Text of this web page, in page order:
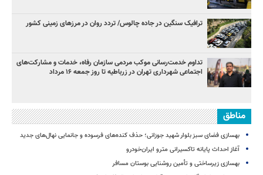
ترافیک سنگین در جاده چالوس/ تردد روان در مرزهای زمینی کشور
تداوم خدمت‌رسانی موکب مردمی سازمان رفاه، خدمات و مشارکت‌های
اجتماعی شهرداری تهران در زرباطیه تا روز جمعه ۱۶ مرداد
مناطق
بهسازی فضای سبز بلوار شهید جوزانی؛ حذف کنده‌های فرسوده و جانمایی نهال‌های جدید
آغاز احداث پایانه تاکسیرانی مترو ایران‌خودرو
بهسازی زیرساختی و تأمین روشنایی بوستان مسافر